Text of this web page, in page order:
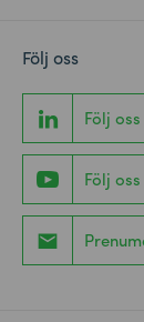
Följ oss
Följ
Följ